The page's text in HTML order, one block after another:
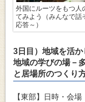
外国にルーツをもつ人
てみよう（みんなで話
応答～）
3日目）地域を活か
地域の学びの場－
と居場所のつくり
【東部】日時・会